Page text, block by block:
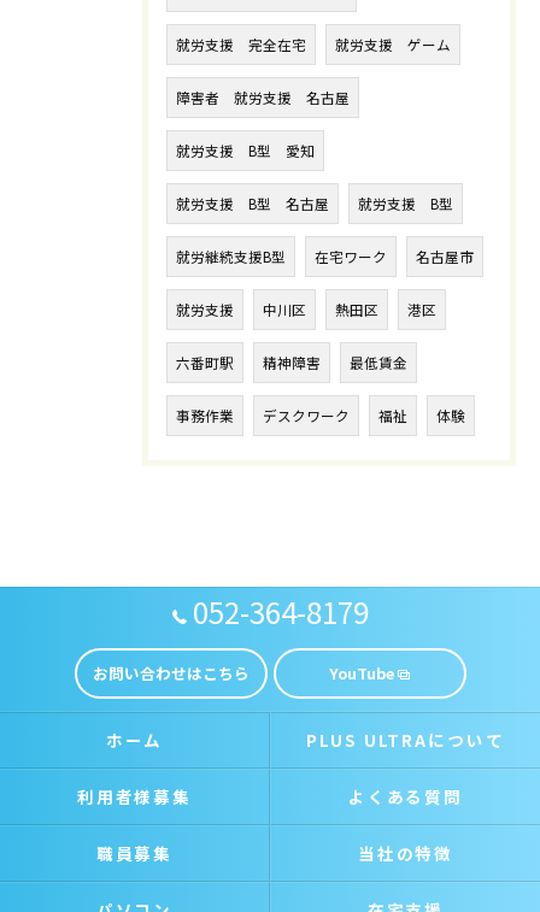
就労支援 完全在宅 就労支援 ゲーム
障害者 就労支援 名古屋
就労支援 B型 愛知
就労支援 B型 名古屋 就労支援 B型
就労継続支援B型 在宅ワーク 名古屋市
就労支援 中川区 熱田区 港区
六番町駅 精神障害 最低賃金
事務作業 デスクワーク 福祉 体験
052-364-8179
お問い合わせはこちら YouTube
ホーム PLUS ULTRAについて
利用者様募集 よくある質問
職員募集 当社の特徴